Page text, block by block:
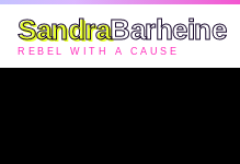
SandraBarheine
REBEL WITH A CAUSE